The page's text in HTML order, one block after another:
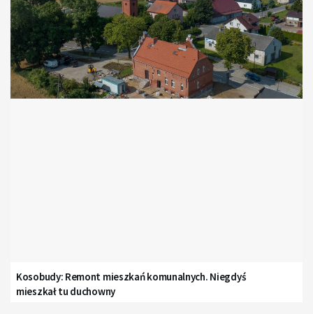
Kosobudy: Remont mieszkań komunalnych. Niegdyś
mieszkał tu duchowny